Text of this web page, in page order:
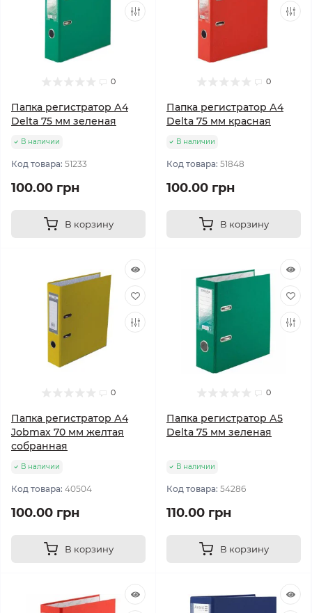
0
Папка регистратор А4
Delta 75 мм зеленая
В наличии
Код товара: 51233
100.00 грн
В корзину
0
Папка регистратор А4
Delta 75 мм красная
В наличии
Код товара: 51848
100.00 грн
В корзину
0
Папка регистратор А4
Jobmax 70 мм желтая
собранная
В наличии
Код товара: 40504
100.00 грн
В корзину
0
Папка регистратор А5
Delta 75 мм зеленая
В наличии
Код товара: 54286
110.00 грн
В корзину